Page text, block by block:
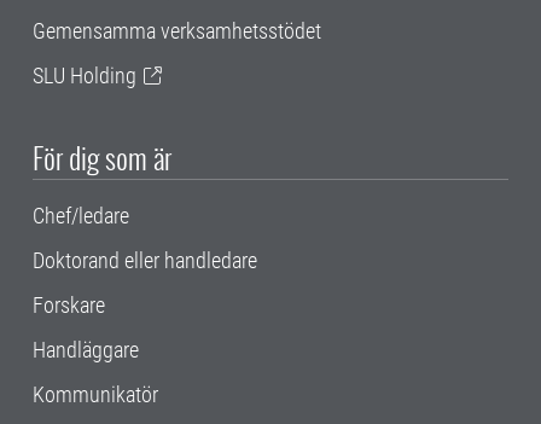
Gemensamma verksamhetsstödet
SLU Holding
För dig som är
Chef/ledare
Doktorand eller handledare
Forskare
Handläggare
Kommunikatör